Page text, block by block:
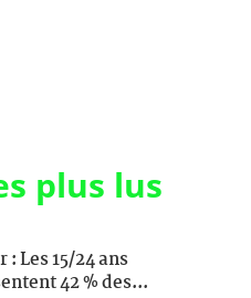
plus lus
Les 15/24 ans
42 % des...